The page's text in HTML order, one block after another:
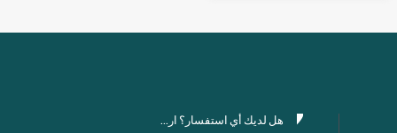
هل لديك أي استفسار؟ ارسل لنا عبر واتساب!